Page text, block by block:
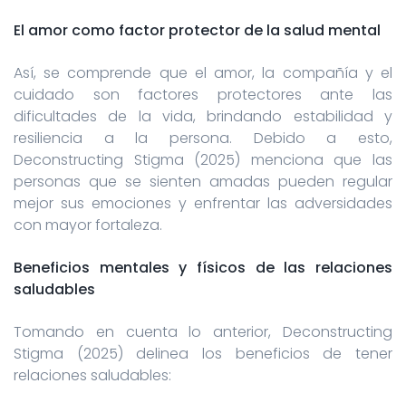
El amor como factor protector de la salud mental
Así, se comprende que el amor, la compañía y el
cuidado son factores protectores ante las
dificultades de la vida, brindando estabilidad y
resiliencia a la persona. Debido a esto,
Deconstructing Stigma (2025) menciona que las
personas que se sienten amadas pueden regular
mejor sus emociones y enfrentar las adversidades
con mayor fortaleza.
Beneficios mentales y físicos de las relaciones
saludables
Tomando en cuenta lo anterior, Deconstructing
Stigma (2025) delinea los beneficios de tener
relaciones saludables: